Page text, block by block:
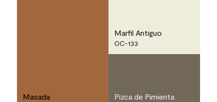
Masada
Marfil Antiguo
OC-133
Pizca de Pimienta